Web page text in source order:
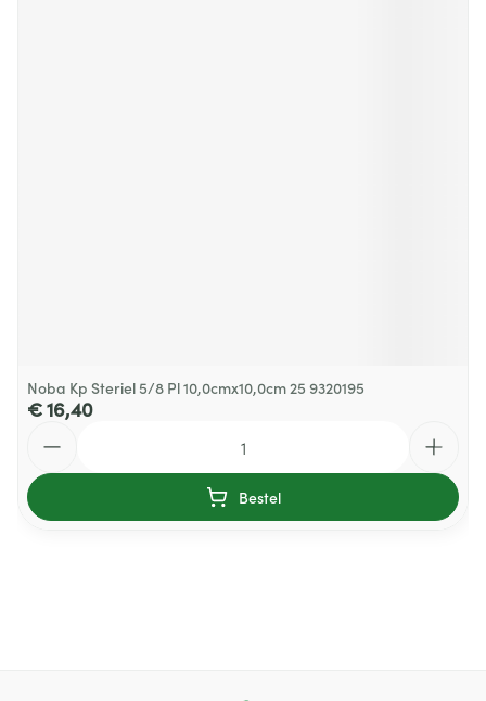
Noba Kp Steriel 5/8 Pl 10,0cmx10,0cm 25 9320195
€ 16,40
Bestel